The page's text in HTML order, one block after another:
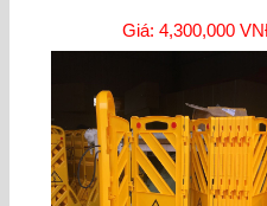
Giá: 4,300,000